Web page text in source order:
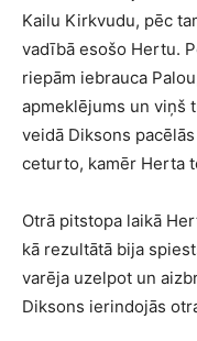
Kailu Kirkvudu, pēc
vadībā esošo Hertu.
riepām iebrauca
apmeklējums un viņš
veidā Diksons
ceturto, kamēr Herta
Otrā pitstopa laikā
kā rezultātā bija
varēja uzelpot un
Diksons ierindojās